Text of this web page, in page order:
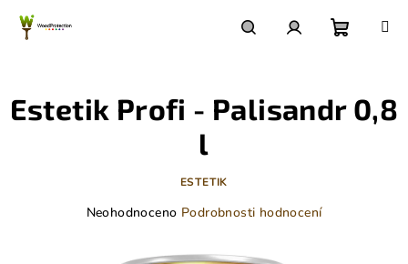
obsah
košík
Estetik Profi - Palisandr 0,8
l
ESTETIK
Průměrné
Neohodnoceno Podrobnosti hodnocení